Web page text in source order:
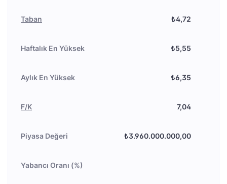
Taban ₺4,72
Haftalık En Yüksek ₺5,55
Aylık En Yüksek ₺6,35
F/K 7,04
Piyasa Değeri ₺3.960.000.000,00
Yabancı Oranı (%)